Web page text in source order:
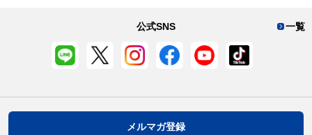
一覧
公式SNS
メルマガ登録